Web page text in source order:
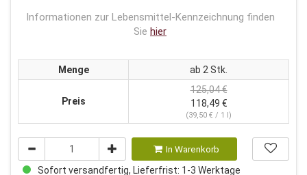
Informationen zur Lebensmittel-Kennzeichnung finden
Sie hier
Menge ab 2 Stk.
Preis
125,04 €
118,49 €
(39,50 € / 1 l)
In Warenkorb
Sofort versandfertig, Lieferfrist: 1-3 Werktage